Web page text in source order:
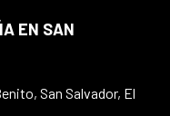
EN SAN
San Salvador, El